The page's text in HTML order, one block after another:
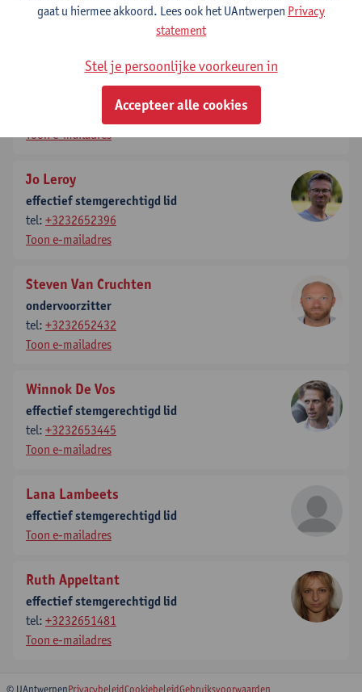
tel:+3232659027
effectief raadgevend lid
+3232652003
Toon e-mailadres
Jo Leroy
effectief stemgerechtigd lid
tel: +3232652396
Toon e-mailadres
Steven Van Cruchten
ondervoorzitter
tel: +3232652432
Toon e-mailadres
Winnok De Vos
effectief stemgerechtigd lid
tel: +3232653445
Toon e-mailadres
Lana Lambeets
effectief stemgerechtigd lid
Toon e-mailadres
Ruth Appeltant
effectief stemgerechtigd lid
tel: +3232651481
Toon e-mailadres
© UAntwerpenPrivacybeleidCookiebeleidGebruiksvoorwaarden
gaat u hiermee akkoord. Lees ook het UAntwerpen Privacy
statement
Stel je persoonlijke voorkeuren in
Accepteer alle cookies